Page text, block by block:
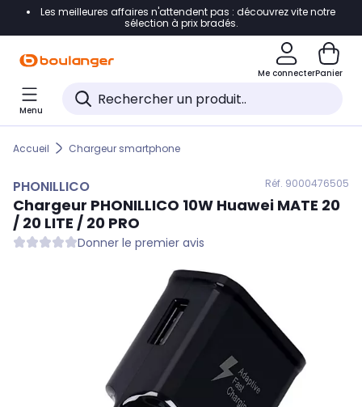
Accéder directement à la navigation
Accéder directement au pied de page
Accéder directement au chatbot
Les meilleures affaires n'attendent pas : découvrez vite notre
sélection à prix bradés.
Me connecterPanier
Menu
Accueil Chargeur smartphone
PHONILLICO Réf. 9000476505
Chargeur PHONILLICO 10W Huawei MATE 20
/ 20 LITE / 20 PRO
Donner le premier avis